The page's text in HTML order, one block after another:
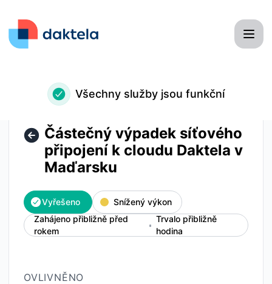
Všechny služby jsou funkční
Částečný výpadek síťového
připojení k cloudu Daktela v
Maďarsku
Vyřešeno
Snížený výkon
Zahájeno přibližně před
rokem
Trvalo přibližně
hodina
OVLIVNĚNO